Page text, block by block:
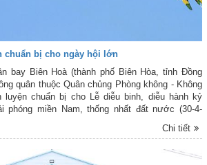
chuẩn bị cho ngày hội lớn
bay Biên Hoà (thành phố Biên Hòa, tỉnh Đồng
quân thuộc Quân chủng Phòng không - Không
luyện chuẩn bị cho Lễ diễu binh, diễu hành kỷ
phóng miền Nam, thống nhất đất nước (30-4-
vực Sân bay Biên Hòa, những biên đội Su-
Mi-171, Mi-8… liên tục cất, hạ cánh, thực
trọng giới thiệu đến bạn đọc một số hình ảnh
Chi tiết